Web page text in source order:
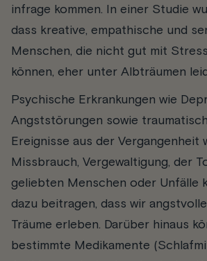
infrage kommen. In einer Studie
dass kreative, empathische und
Menschen, die nicht gut mit
können, eher unter Albträumen
Psychische Erkrankungen wie
Angststörungen sowie
Ereignisse aus der Vergangenheit
Missbrauch, Vergewaltigung, der
geliebten Menschen oder Unfälle
dazu beitragen, dass wir
Träume erleben. Darüber hinaus
bestimmte Medikamente